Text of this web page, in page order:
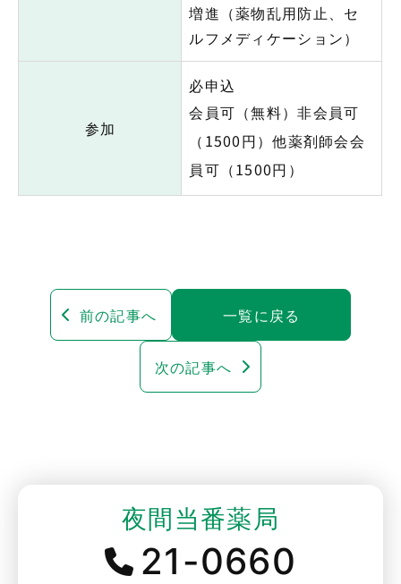
増進（薬物乱用防止、セ
ルフメディケーション）
参加
必申込
会員可（無料）非会員可
（1500円）他薬剤師会会
員可（1500円）
前の記事へ 一覧に戻る
次の記事へ
夜間当番薬局
21-0660